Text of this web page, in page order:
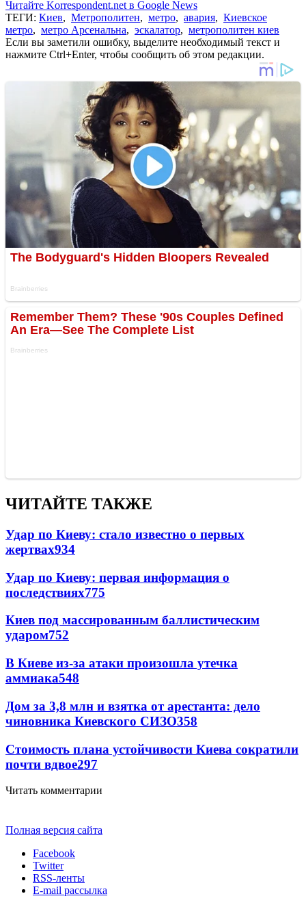
Читайте Korrespondent.net в Google News
ТЕГИ: Киев, Метрополитен, метро, авария, Киевское
метро, метро Арсенальна, эскалатор, метрополитен киев
Если вы заметили ошибку, выделите необходимый текст и
нажмите Ctrl+Enter, чтобы сообщить об этом редакции.
ЧИТАЙТЕ ТАКЖЕ
Удар по Киеву: стало известно о первых
жертвах934
Удар по Киеву: первая информация о
последствиях775
Киев под массированным баллистическим
ударом752
В Киеве из-за атаки произошла утечка
аммиака548
Дом за 3,8 млн и взятка от арестанта: дело
чиновника Киевского СИЗО358
Стоимость плана устойчивости Киева сократили
почти вдвое297
Читать комментарии
Полная версия сайта
Facebook
Twitter
RSS-ленты
E-mail рассылка